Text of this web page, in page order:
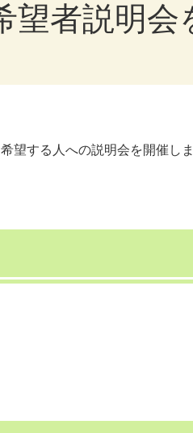
望者説明会
望する人への説明会を開催しま